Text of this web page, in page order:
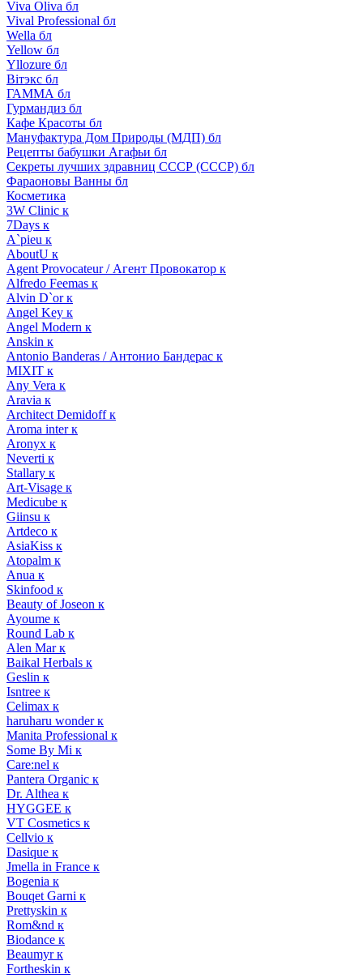
Viva Oliva бл
Vival Professional бл
Wella бл
Yellow бл
Yllozure бл
Вiтэкс бл
ГАММА бл
Гурмандиз бл
Кафе Красоты бл
Мануфактура Дом Природы (МДП) бл
Рецепты бабушки Агафьи бл
Секреты лучших здравниц СССР (СССР) бл
Фараоновы Ванны бл
Косметика
3W Clinic к
7Days к
A`pieu к
AboutU к
Agent Provocateur / Агент Провокатор к
Alfredo Feemas к
Alvin D`or к
Angel Key к
Angel Modern к
Anskin к
Antonio Banderas / Антонио Бандерас к
MIXIT к
Any Vera к
Aravia к
Architect Demidoff к
Aroma inter к
Aronyx к
Neverti к
Stallary к
Art-Visage к
Medicube к
Giinsu к
Artdeco к
AsiaKiss к
Atopalm к
Anua к
Skinfood к
Beauty of Joseon к
Ayoume к
Round Lab к
Alen Mar к
Baikal Herbals к
Geslin к
Isntree к
Celimax к
haruharu wonder к
Manita Professional к
Some By Mi к
Care:nel к
Pantera Organic к
Dr. Althea к
HYGGEE к
VT Cosmetics к
Cellvio к
Dasique к
Jmella in France к
Bogenia к
Bouqet Garni к
Prettyskin к
Rom&nd к
Biodance к
Beaumyr к
Fortheskin к